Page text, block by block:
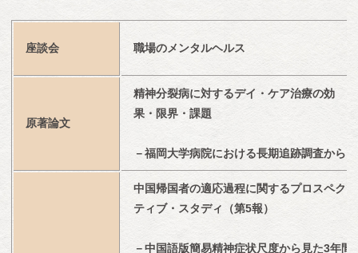
座談会 職場のメンタルヘルス
原著論文
精神分裂病に対するデイ・ケア治療の効
果・限界・課題
－福岡大学病院における長期追跡調査から
中国帰国者の適応過程に関するプロスペク
ティブ・スタディ（第5報）
－中国語版簡易精神症状尺度から見た3年間